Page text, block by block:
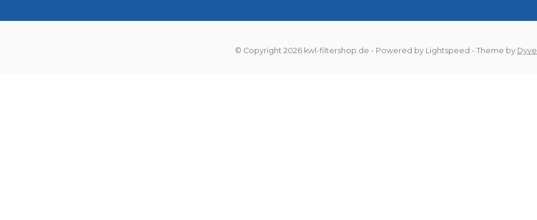
© Copyright 2026 kwl-filtershop.de - Powered by Lightspeed - Theme by